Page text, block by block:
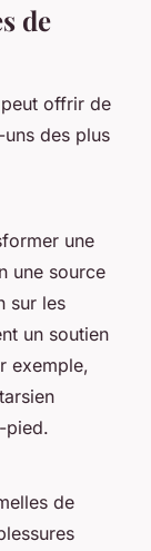
de
offrir de
des plus
une
une source
sur les
un soutien
exemple,
pied.
de